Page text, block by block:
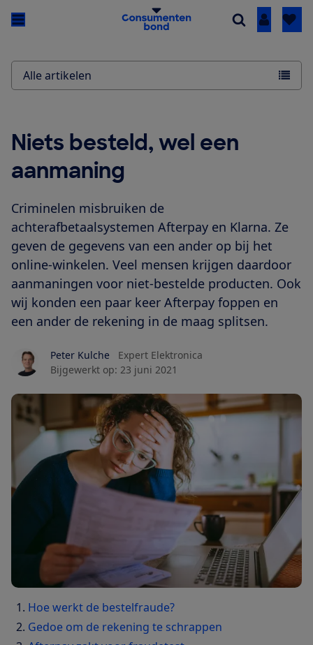
Inloggen
Niets besteld, wel een
aanmaning
Criminelen misbruiken de
achterafbetaalsystemen Afterpay en Klarna. Ze
geven de gegevens van een ander op bij het
online-winkelen. Veel mensen krijgen daardoor
aanmaningen voor niet-bestelde producten. Ook
wij konden een paar keer Afterpay foppen en
een ander de rekening in de maag splitsen.
Peter Kulche
Expert Elektronica
Bijgewerkt op: 23 juni 2021
Hoe werkt de bestelfraude?
Gedoe om de rekening te schrappen
Alle artikelen